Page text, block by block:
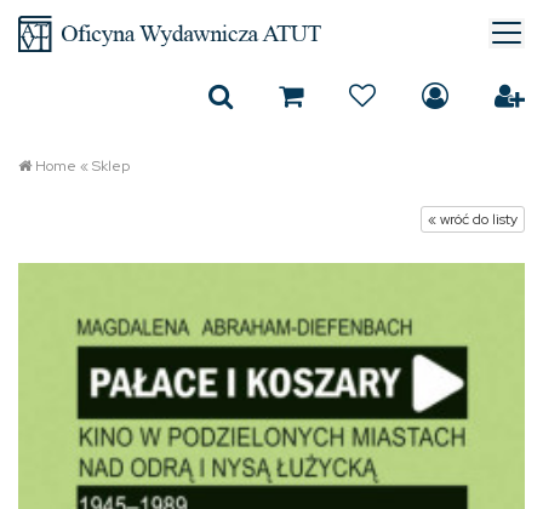
Home «Sklep
« wróć do listy